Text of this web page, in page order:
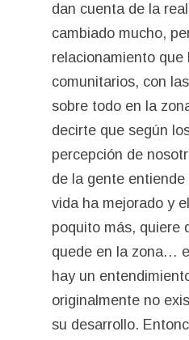
dan cuenta de la
cambiado mucho,
relacionamiento que
comunitarios, con
sobre todo en la
decirte que según
percepción de
de la gente
vida ha mejorado y
poquito más, quiere
quede en la zona…
hay un
originalmente no
su desarrollo.